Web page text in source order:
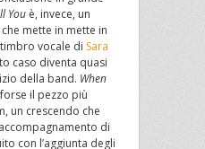
You è, invece, un
mette in mette in
vocale di Sara
caso diventa quasi
della band. When
il pezzo più
un crescendo che
di
con l’aggiunta degli